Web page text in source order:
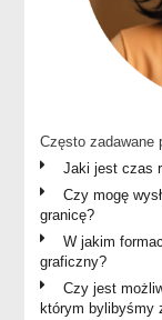
Często zadawane
Jaki jest czas
Czy mogę
granicę?
W jakim
graficzny?
Czy jest
którym bylibyśmy